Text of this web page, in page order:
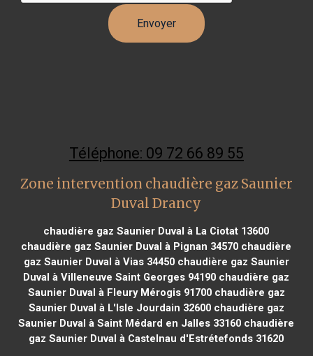
Téléphone: 09 72 66 89 55
Zone intervention chaudière gaz Saunier
Duval Drancy
chaudière gaz Saunier Duval à La Ciotat 13600
chaudière gaz Saunier Duval à Pignan 34570 chaudière
gaz Saunier Duval à Vias 34450chaudière gaz Saunier
Duval à Villeneuve Saint Georges 94190 chaudière gaz
Saunier Duval à Fleury Mérogis 91700chaudière gaz
Saunier Duval à L'Isle Jourdain 32600chaudière gaz
Saunier Duval à Saint Médard en Jalles 33160 chaudière
gaz Saunier Duval à Castelnau d'Estrétefonds 31620